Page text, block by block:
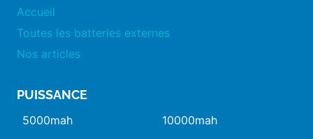
Accueil
Toutes les batteries externes
Nos articles
PUISSANCE
5000mah 10000mah